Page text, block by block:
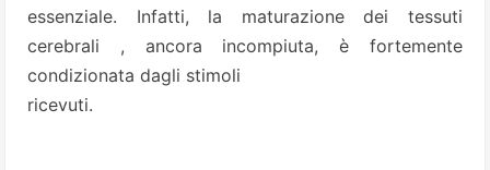
essenziale. Infatti, la maturazione dei tessuti
cerebrali , ancora incompiuta, è fortemente
condizionata dagli stimoli
ricevuti.